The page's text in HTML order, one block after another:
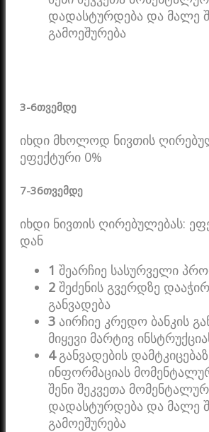
დადასტურდება და მალე
გამოეშურება
3-6თვემდე
იხდი მხოლოდ ნივთის
ეფექტური 0%
7-36თვემდე
იხდი ნივთის ღირებულებას:
დან
1 შეარჩიე სასურველი
2 შეძენის გვერდზე
განვადება
3 აირჩიე კრედო ბანკის
მიყევი მარტივ
4განვადების
ინფორმაციას
შენი შეკვეთა
დადასტურდება და მალე
გამოეშურება